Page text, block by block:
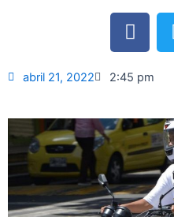
F
a
c
e
o
k
abril 21, 2022 2:45 pm